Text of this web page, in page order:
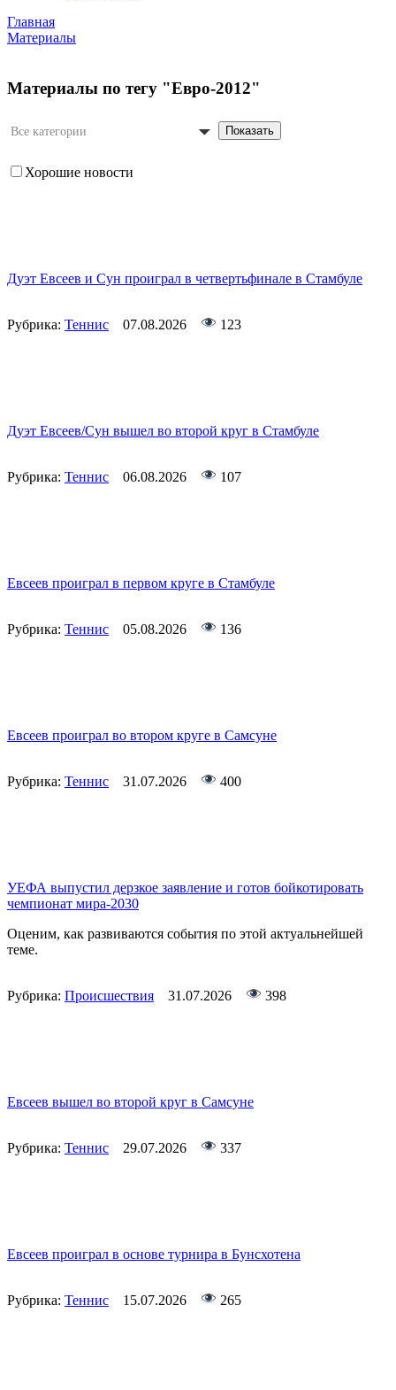
Главная
Материалы
Материалы по тегу "Евро-2012"
Все категории Показать
Хорошие новости
Дуэт Евсеев и Сун проиграл в четвертьфинале в Стамбуле
Рубрика: Теннис 07.08.2026 123
Дуэт Евсеев/Сун вышел во второй круг в Стамбуле
Рубрика: Теннис 06.08.2026 107
Евсеев проиграл в первом круге в Стамбуле
Рубрика: Теннис 05.08.2026 136
Евсеев проиграл во втором круге в Самсуне
Рубрика: Теннис 31.07.2026 400
УЕФА выпустил дерзкое заявление и готов бойкотировать
чемпионат мира-2030
Оценим, как развиваются события по этой актуальнейшей
теме.
Рубрика: Происшествия 31.07.2026 398
Евсеев вышел во второй круг в Самсуне
Рубрика: Теннис 29.07.2026 337
Евсеев проиграл в основе турнира в Бунсхотена
Рубрика: Теннис 15.07.2026 265